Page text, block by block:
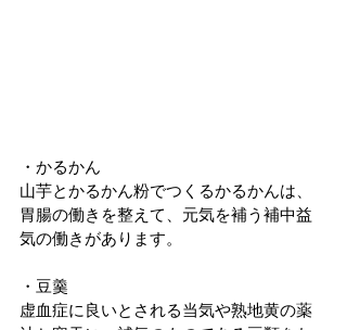
・かるかん
山芋とかるかん粉でつくるかるかんは、
胃腸の働きを整えて、元気を補う補中益
気の働きがあります。
・豆羹
虚血症に良いとされる当気や熟地黄の薬